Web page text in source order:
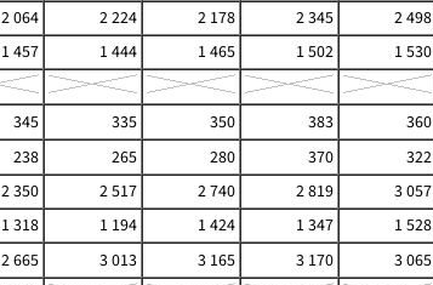
2 064 2 224 2 178 2 345 2 498
1 457 1 444 1 465 1 502 1 530
345 335 350 383 360
238 265 280 370 322
2 350 2 517 2 740 2 819 3 057
1 318 1 194 1 424 1 347 1 528
2 665 3 013 3 165 3 170 3 065